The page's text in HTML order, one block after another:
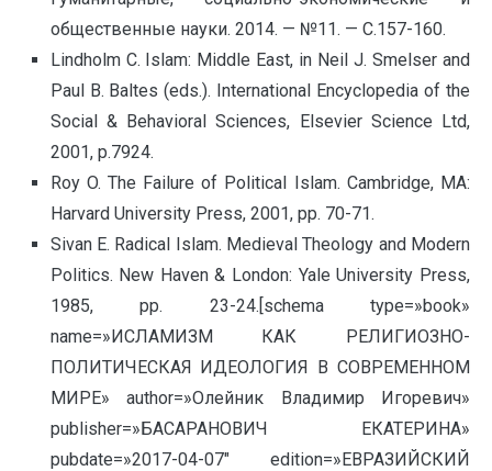
общественные науки. 2014. — №11. — С.157-160.
Lindholm C. Islam: Middle East, in Neil J. Smelser and
Paul B. Baltes (eds.). International Encyclopedia of the
Social & Behavioral Sciences, Elsevier Science Ltd,
2001, p.7924.
Roy O. The Failure of Political Islam. Cambridge, MА:
Harvard University Press, 2001, pp. 70-71.
Sivan E. Radical Islam. Medieval Theology and Modern
Politics. New Haven & London: Yale University Press,
1985, pp. 23-24.[schema type=»book»
name=»ИСЛАМИЗМ КАК РЕЛИГИОЗНО-
ПОЛИТИЧЕСКАЯ ИДЕОЛОГИЯ В СОВРЕМЕННОМ
МИРЕ» author=»Олейник Владимир Игоревич»
publisher=»БАСАРАНОВИЧ ЕКАТЕРИНА»
pubdate=»2017-04-07″ edition=»ЕВРАЗИЙСКИЙ